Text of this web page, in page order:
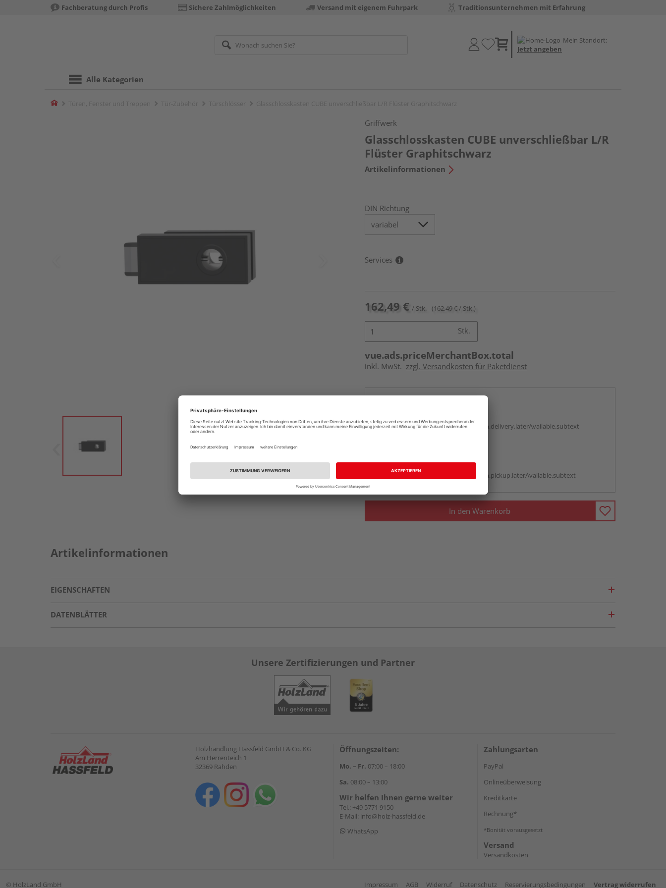
Fachberatung durch Profis Sichere Zahlmöglichkeiten Versand mit eigenem Fuhrpark Traditionsunternehmen mit Erfahrung
Mein Standort:
Jetzt angeben
Alle Kategorien
Home
Griffwerk
Glasschlosskasten CUBE unverschließbar L/R
Flüster Graphitschwarz
Artikelinformationen
DIN Richtung
Services
162,49 € / Stk. (162,49 € / Stk.)
Stk.
vue.ads.priceMerchantBox.total
inkl. MwSt. zzgl. Versandkosten für Paketdienst
vue.ads.priceMerchantBox.option.delivery.laterAvailable.subtext
vue.ads.priceMerchantBox.option.pickup.laterAvailable.subtext
In den Warenkorb
Artikelinformationen
EIGENSCHAFTEN
DATENBLÄTTER
Unsere Zertifizierungen und Partner
Holzhandlung Hassfeld GmbH & Co. KG
Am Herrenteich 1
32369 Rahden
Öffnungszeiten:
Mo. – Fr. 07:00 – 18:00
Sa. 08:00 – 13:00
Wir helfen Ihnen gerne weiter
Tel.: +49 5771 9150
E-Mail: info@holz-hassfeld.de
WhatsApp
Zahlungsarten
PayPal
Onlineüberweisung
Kreditkarte
Rechnung*
*Bonität vorausgesetzt
Versand
Versandkosten
© HolzLand GmbH Impressum AGB Widerruf Datenschutz Reservierungsbedingungen Vertrag widerrufen